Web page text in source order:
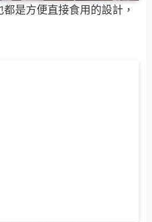
是方便直接食用的設計，